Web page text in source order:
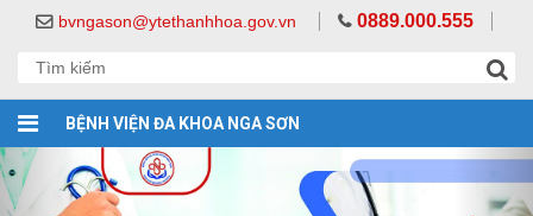
bvngason@ytethanhhoa.gov.vn 0889.000.555
BỆNH VIỆN ĐA KHOA NGA SƠN